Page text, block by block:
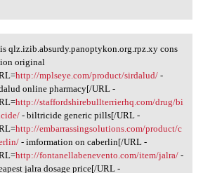
qlz.izib.absurdy
qlz.izib.absurdy.panoptykon.org.rpz.xy cons
original
http://mplseye.com/product/sirdalud/-
online pharmacy[/URL -
http://staffordshirebullterrierhq.com/drug/bi
- biltricide generic pills[/URL -
http://embarrassingsolutions.com/product/c
- imformation on caberlin[/URL -
http://fontanellabenevento.com/item/jalra/-
jalra dosage price[/URL -